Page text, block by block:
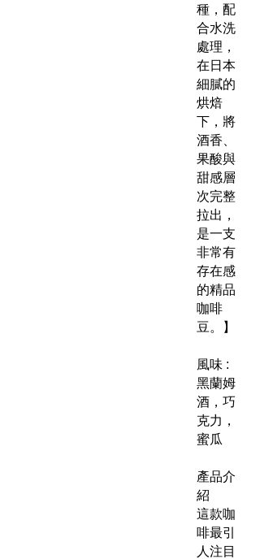
種，配
合水洗
處理，
在日本
細膩的
烘焙
下，將
酒香、
果酸與
甜感層
次完整
拉出，
是一支
非常有
存在感
的精品
咖啡
豆。】
風味 :
黑蘭姆
酒，巧
克力，
蜜瓜
產品介
紹
這款咖
啡最引
人注目